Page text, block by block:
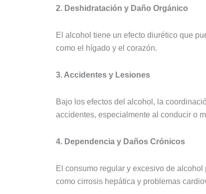
2. Deshidratación y Daño Orgánico
El alcohol tiene un efecto diurético que
como el hígado y el corazón.
3. Accidentes y Lesiones
Bajo los efectos del alcohol, la
accidentes, especialmente al conducir o
4. Dependencia y Daños Crónicos
El consumo regular y excesivo de
como cirrosis hepática y problemas